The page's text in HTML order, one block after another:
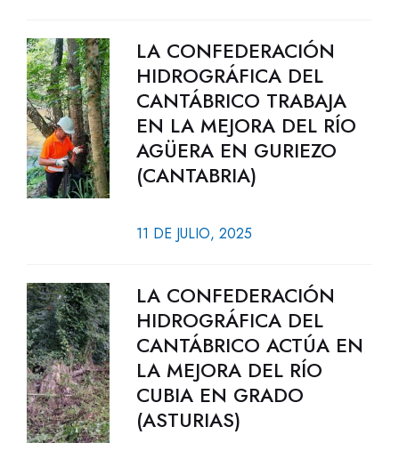
LA CONFEDERACIÓN
HIDROGRÁFICA DEL
CANTÁBRICO TRABAJA
EN LA MEJORA DEL RÍO
AGÜERA EN GURIEZO
(CANTABRIA)
11 DE JULIO, 2025
LA CONFEDERACIÓN
HIDROGRÁFICA DEL
CANTÁBRICO ACTÚA EN
LA MEJORA DEL RÍO
CUBIA EN GRADO
(ASTURIAS)